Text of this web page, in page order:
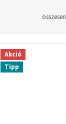
összesen
Akció
Tipp